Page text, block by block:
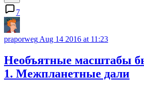
7
praporweg Aug 14 2016 at 11:23
Необъятные масштабы
1. Межпланетные дали